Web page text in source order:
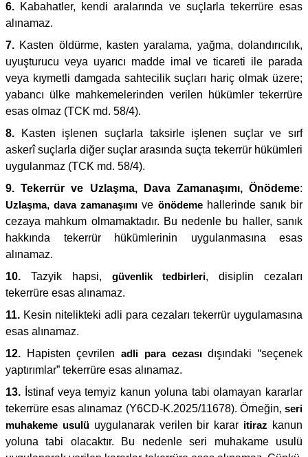
6. Kabahatler, kendi aralarında ve suçlarla tekerrüre esas
alınamaz.
7. Kasten öldürme, kasten yaralama, yağma, dolandırıcılık,
uyuşturucu veya uyarıcı madde imal ve ticareti ile parada
veya kıymetli damgada sahtecilik suçları hariç olmak üzere;
yabancı ülke mahkemelerinden verilen hükümler tekerrüre
esas olmaz (TCK md. 58/4).
8. Kasten işlenen suçlarla taksirle işlenen suçlar ve sırf
askerî suçlarla diğer suçlar arasında suçta tekerrür hükümleri
uygulanmaz (TCK md. 58/4).
9. Tekerrür ve Uzlaşma, Dava Zamanaşımı, Önödeme:
Uzlaşma,dava zamanaşımı ve önödemehallerinde sanık bir
cezaya mahkum olmamaktadır. Bu nedenle bu haller, sanık
hakkında tekerrür hükümlerinin uygulanmasına esas
alınamaz.
10. Tazyik hapsi, güvenlik tedbirleri, disiplin cezaları
tekerrüre esas alınamaz.
11. Kesin nitelikteki adli para cezaları tekerrür uygulamasına
esas alınamaz.
12. Hapisten çevrilenadli para cezasıdışındaki “seçenek
yaptırımlar” tekerrüre esas alınamaz.
13. İstinaf veya temyiz kanun yoluna tabi olamayan kararlar
tekerrüre esas alınamaz (Y6CD-K.2025/11678). Örneğin, seri
muhakeme usulüuygulanarak verilen bir karar itiraz kanun
yoluna tabi olacaktır. Bu nedenle seri muhakame usulü